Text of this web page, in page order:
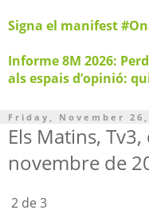
Signa el manifest
Informe 8M 2026:
als espais d’opinió:
Friday, November 26,
Els Matins,
novembre de
2 de 3